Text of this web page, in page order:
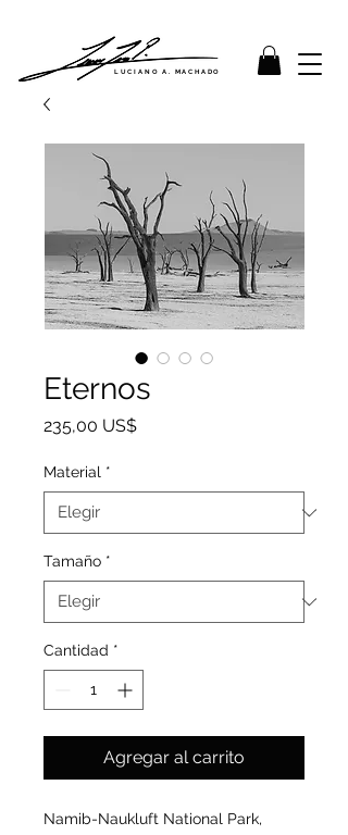
LUCIANO A. MACHADO
Eternos
235,00 US$Precio
Material *
Tamaño *
Cantidad *
Agregar al carrito
Namib-Naukluft National Park,